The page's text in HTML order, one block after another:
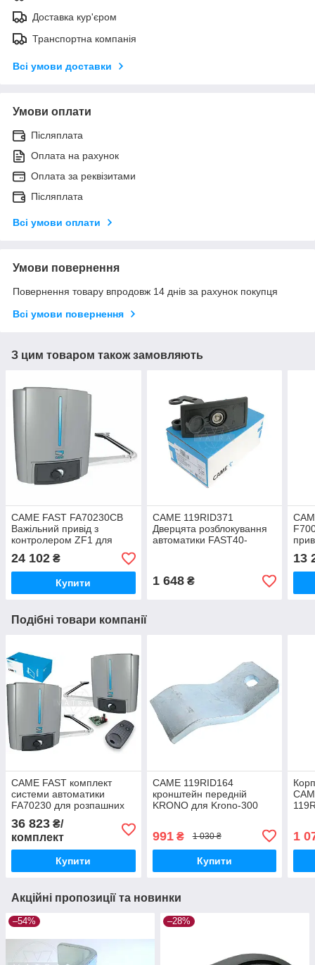
Доставка кур'єром
Транспортна компанія
Всі умови доставки
Умови оплати
Післяплата
Оплата на рахунок
Оплата за реквізитами
Післяплата
Всі умови оплати
Умови повернення
Повернення товару впродовж 14 днів за рахунок покупця
Всі умови повернення
З цим товаром також замовляють
CAME FAST FA70230CB
Важільний привід з
контролером ZF1 для
розпашних воріт з
широкими колонами
24 102 ₴
Купити
CAME 119RID371
Дверцята розблокування
автоматики FAST40-
1 648₴
13
Подібні товари компанії
CAME FAST комплект
системи автоматики
FA70230 для розпашних
колонами
36 823 ₴/
комплект
Купити
CAME 119RID164
кронштейн передній
KRONO для Krono-300
991₴ 1 030 ₴
Купити
1
Акційні пропозиції та новинки
–54% –28%